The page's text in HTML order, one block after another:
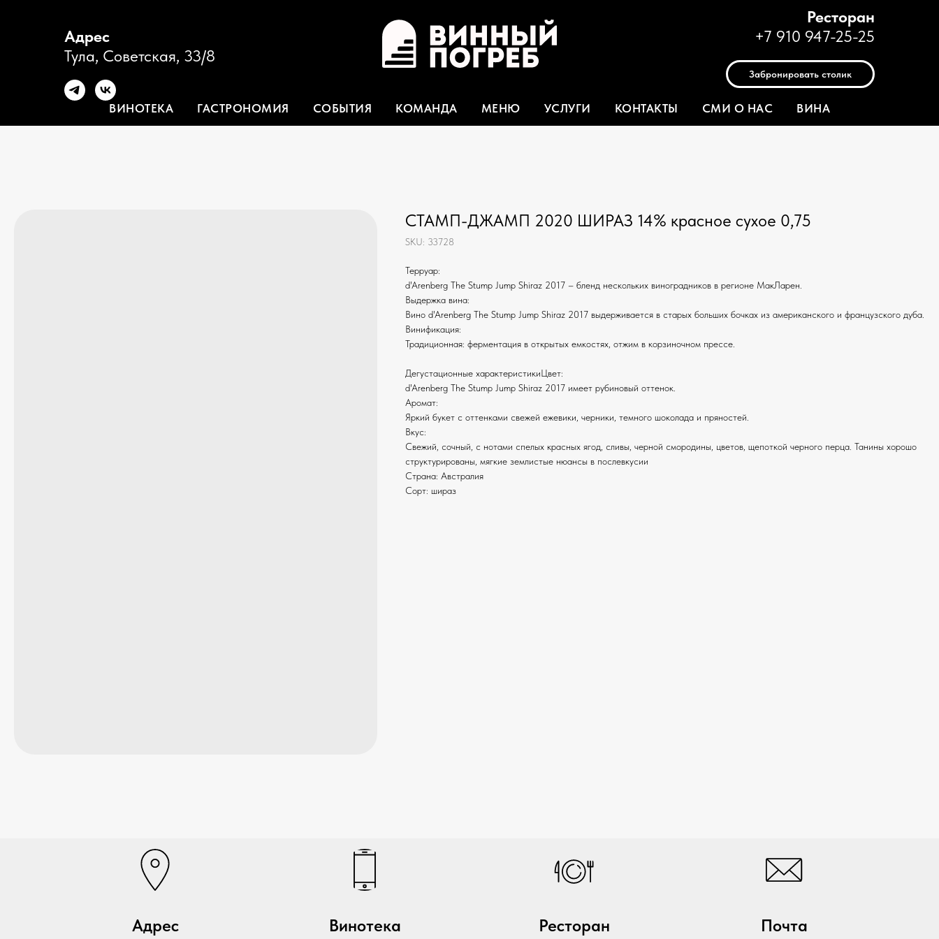
Адрес
Тула, Советская, 33/8
Ресторан
+7 910 947-25-25
Забронировать столик
ВИНОТЕКА ГАСТРОНОМИЯ СОБЫТИЯ КОМАНДА МЕНЮ УСЛУГИ КОНТАКТЫ СМИ О НАС ВИНА
СТАМП-ДЖАМП 2020 ШИРАЗ 14% красное сухое 0,75
SKU: 33728
Терруар:
d'Arenberg The Stump Jump Shiraz 2017 – бленд нескольких виноградников в регионе МакЛарен.
Выдержка вина:
Вино d'Arenberg The Stump Jump Shiraz 2017 выдерживается в старых больших бочках из американского и французского дуба.
Винификация:
Традиционная: ферментация в открытых емкостях, отжим в корзиночном прессе.
Дегустационные характеристикиЦвет:
d'Arenberg The Stump Jump Shiraz 2017 имеет рубиновый оттенок.
Аромат:
Яркий букет с оттенками свежей ежевики, черники, темного шоколада и пряностей.
Вкус:
Свежий, сочный, с нотами спелых красных ягод, сливы, черной смородины, цветов, щепоткой черного перца. Танины хорошо
структурированы, мягкие землистые нюансы в послевкусии
Страна: Австралия
Сорт: шираз
Адрес Винотека Ресторан Почта